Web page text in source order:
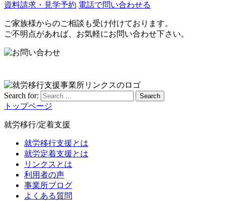
資料請求・見学予約 電話で問い合わせる
ご家族様からのご相談も受け付けております。
ご不明点があれば、お気軽にお問い合わせ下さい。
Search for: Search
トップページ
就労移行/定着支援
就労移行支援とは
就労定着支援とは
リンクスとは
利用者の声
事業所ブログ
よくある質問